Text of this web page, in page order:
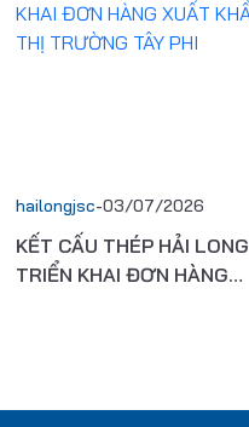
hailongjsc-03/07/2026
KẾT CẤU THÉP HẢI LONG
TRIỂN KHAI ĐƠN HÀNG